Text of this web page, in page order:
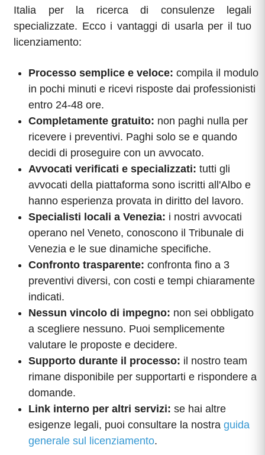
Italia per la ricerca di consulenze legali
specializzate. Ecco i vantaggi di usarla per il tuo
licenziamento:
Processo semplice e veloce: compila il modulo
in pochi minuti e ricevi risposte dai professionisti
entro 24-48 ore.
Completamente gratuito: non paghi nulla per
ricevere i preventivi. Paghi solo se e quando
decidi di proseguire con un avvocato.
Avvocati verificati e specializzati: tutti gli
avvocati della piattaforma sono iscritti all'Albo e
hanno esperienza provata in diritto del lavoro.
Specialisti locali a Venezia: i nostri avvocati
operano nel Veneto, conoscono il Tribunale di
Venezia e le sue dinamiche specifiche.
Confronto trasparente: confronta fino a 3
preventivi diversi, con costi e tempi chiaramente
indicati.
Nessun vincolo di impegno: non sei obbligato
a scegliere nessuno. Puoi semplicemente
valutare le proposte e decidere.
Supporto durante il processo: il nostro team
rimane disponibile per supportarti e rispondere a
domande.
Link interno per altri servizi: se hai altre
esigenze legali, puoi consultare la nostra guida
generale sul licenziamento.